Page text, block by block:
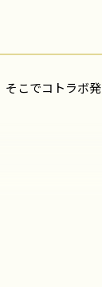
こでコトラボ